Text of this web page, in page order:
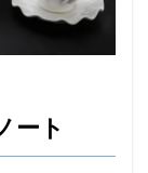
ート